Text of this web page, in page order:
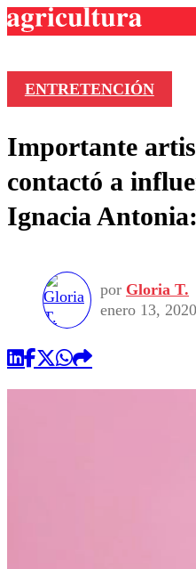
Frecuencias
Agricultura
Deportes
Colo Colo
Seleccion
Torneo
Entretención
Economía
Internacional
Opinión
ENTRETENCIÓN
Importante
contactó a
Ignacia
por Gloria T.
enero 13, 2020